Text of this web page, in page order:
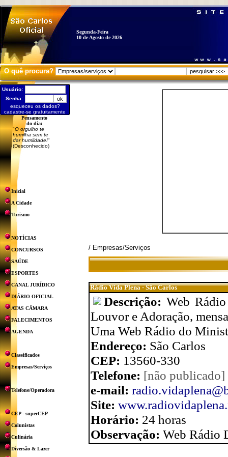
Segunda-Feira
10 de Agosto de 2026
O quê procura?
Usuário:
Senha:
esqueceu os dados?
cadastre-se gratuitamente
Pensamento
do dia:
"O orgulho te
humilha sem te
dar humildade!"
(Desconhecido)
Inicial
A Cidade
Turismo
NOTÍCIAS
CONCURSOS
SAÚDE
ESPORTES
CANAL JURÍDICO
DIÁRIO OFICIAL
ATAS CÂMARA
FALECIMENTOS
AGENDA
Classificados
Empresas/Serviços
Telefone/Operadora
CEP - superCEP
Colunistas
Culinária
Diversão & Lazer
/ Empresas/Serviços
Rádio Vida Plena - São Carlos
Descrição:Web
Louvor e Adoração,
Uma Web Rádio do
Endereço: São Carlos
CEP: 13560-330
Telefone: [não publicado]
e-mail:
Site:
Horário: 24 horas
Observação: Web Rádio